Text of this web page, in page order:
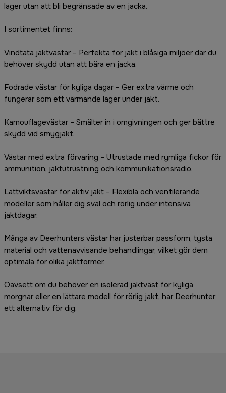
lager utan att bli begränsade av en jacka.
I sortimentet finns:
Vindtäta jaktvästar – Perfekta för jakt i blåsiga miljöer där du
behöver skydd utan att bära en jacka.
Fodrade västar för kyliga dagar – Ger extra värme och
fungerar som ett värmande lager under jakt.
Kamouflagevästar – Smälter in i omgivningen och ger bättre
skydd vid smygjakt.
Västar med extra förvaring – Utrustade med rymliga fickor för
ammunition, jaktutrustning och kommunikationsradio.
Lättviktsvästar för aktiv jakt – Flexibla och ventilerande
modeller som håller dig sval och rörlig under intensiva
jaktdagar.
Många av Deerhunters västar har justerbar passform, tysta
material och vattenavvisande behandlingar, vilket gör dem
optimala för olika jaktformer.
Oavsett om du behöver en isolerad jaktväst för kyliga
morgnar eller en lättare modell för rörlig jakt, har Deerhunter
ett alternativ för dig.